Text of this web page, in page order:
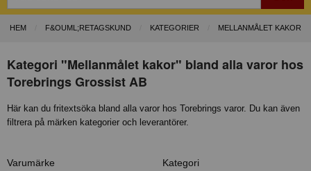
HEM F&OUML;RETAGSKUND KATEGORIER MELLANMÅLET KAKOR
Kategori "Mellanmålet kakor" bland alla varor hos
Torebrings Grossist AB
Här kan du fritextsöka bland alla varor hos Torebrings varor. Du kan även
filtrera på märken kategorier och leverantörer.
Varumärke Kategori